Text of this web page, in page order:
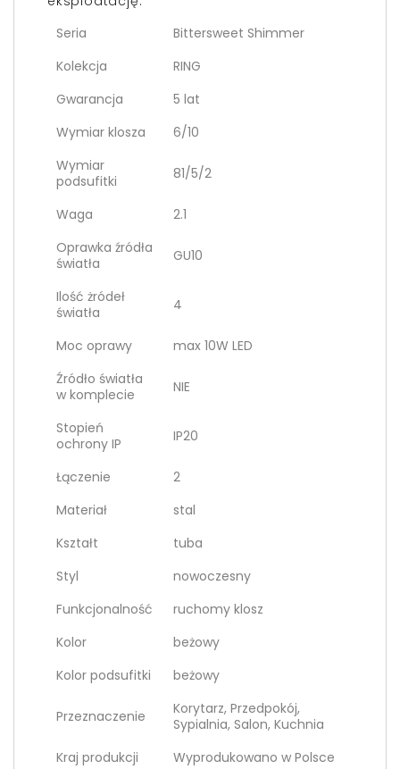
Seria
Bittersweet Shimmer
Kolekcja
RING
Gwarancja
5 lat
Wymiar klosza
6/10
Wymiar
podsufitki
81/5/2
Waga
2.1
Oprawka źródła
światła
GU10
Ilość żródeł
światła
4
Moc oprawy
max 10W LED
Źródło światła
w komplecie
NIE
Stopień
ochrony IP
IP20
Łączenie
2
Materiał
stal
Kształt
tuba
Styl
nowoczesny
Funkcjonalność
ruchomy klosz
Kolor
beżowy
Kolor podsufitki
beżowy
Przeznaczenie
Korytarz, Przedpokój,
Sypialnia, Salon, Kuchnia
Kraj produkcji
Wyprodukowano w Polsce